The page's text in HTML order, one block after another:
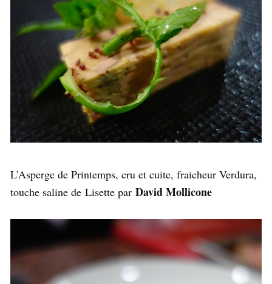
L’Asperge de Printemps, cru et cuite, fraicheur Verdura,
touche saline de Lisette par David Mollicone